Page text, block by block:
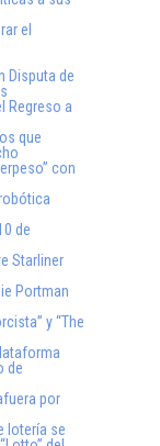
el
Disputa de
Regreso a
que
con
de
Starliner
Portman
y “The
de
por
lotería se